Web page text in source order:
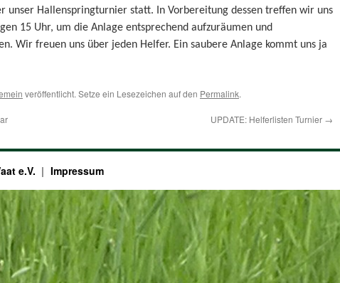
unser Hallenspringturnier statt. In Vorbereitung dessen treffen wir uns
15 Uhr, um die Anlage entsprechend aufzuräumen und
Wir freuen uns über jeden Helfer. Ein saubere Anlage kommt uns ja
veröffentlicht. Setze ein Lesezeichen auf den Permalink.
UPDATE: Helferlisten Turnier →
e.V. Impressum